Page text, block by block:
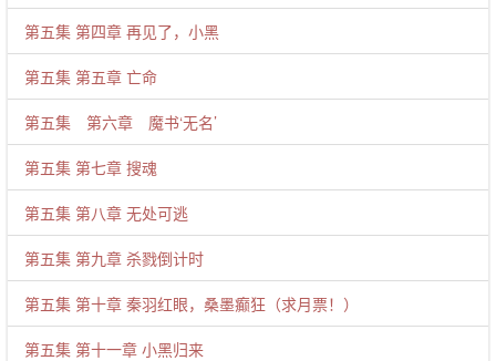
第五集 第四章 再见了，小黑
第五集 第五章 亡命
第五集 第六章 魔书‘无名’
第五集 第七章 搜魂
第五集 第八章 无处可逃
第五集 第九章 杀戮倒计时
第五集 第十章 秦羽红眼，桑墨癫狂（求月票！）
第五集 第十一章 小黑归来